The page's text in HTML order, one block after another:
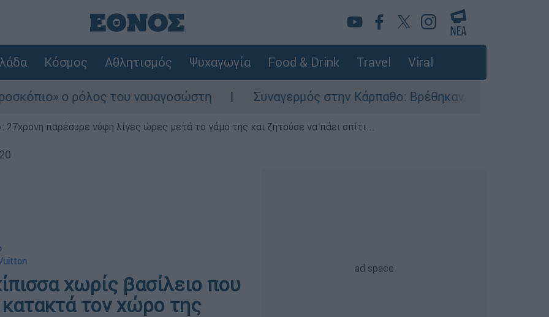
Κόσμος Αθλητισμός Ψυχαγωγία Food & Drink Travel Viral
του ναυαγοσώστη Συναγερμός στην Κάρπαθο: Βρέθηκαν παλιά πυρομαχικά στο
παρέσυρε νύφη λίγες ώρες μετά το γάμο της και ζητούσε να πάει σπίτι...
χωρίς βασίλειο που
τον χώρο της